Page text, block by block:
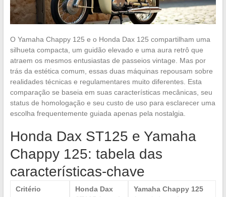
O Yamaha Chappy 125 e o Honda Dax 125 compartilham uma
silhueta compacta, um guidão elevado e uma aura retrô que
atraem os mesmos entusiastas de passeios vintage. Mas por
trás da estética comum, essas duas máquinas repousam sobre
realidades técnicas e regulamentares muito diferentes. Esta
comparação se baseia em suas características mecânicas, seu
status de homologação e seu custo de uso para esclarecer uma
escolha frequentemente guiada apenas pela nostalgia.
Honda Dax ST125 e Yamaha
Chappy 125: tabela das
características-chave
Critério
Honda Dax
Yamaha Chappy 125